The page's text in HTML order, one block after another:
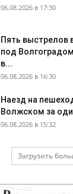
06.08.2026 в 17:30
Пять выстрелов
под
в...
06.08.2026 в 16:30
Наезд на
Волжском за
06.08.2026 в 15:32
Загрузить